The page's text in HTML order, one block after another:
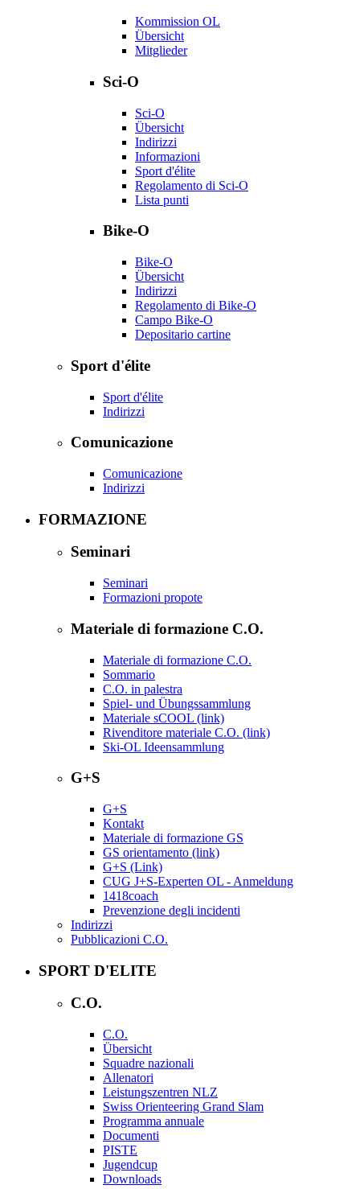
Kommission OL
Übersicht
Mitglieder
Sci-O
Sci-O
Übersicht
Indirizzi
Informazioni
Sport d'élite
Regolamento di Sci-O
Lista punti
Bike-O
Bike-O
Übersicht
Indirizzi
Regolamento di Bike-O
Campo Bike-O
Depositario cartine
Sport d'élite
Sport d'élite
Indirizzi
Comunicazione
Comunicazione
Indirizzi
FORMAZIONE
Seminari
Seminari
Formazioni propote
Materiale di formazione C.O.
Materiale di formazione C.O.
Sommario
C.O. in palestra
Spiel- und Übungssammlung
Materiale sCOOL (link)
Rivenditore materiale C.O. (link)
Ski-OL Ideensammlung
G+S
G+S
Kontakt
Materiale di formazione GS
GS orientamento (link)
G+S (Link)
CUG J+S-Experten OL - Anmeldung
1418coach
Prevenzione degli incidenti
Indirizzi
Pubblicazioni C.O.
SPORT D'ELITE
C.O.
C.O.
Übersicht
Squadre nazionali
Allenatori
Leistungszentren NLZ
Swiss Orienteering Grand Slam
Programma annuale
Documenti
PISTE
Jugendcup
Downloads